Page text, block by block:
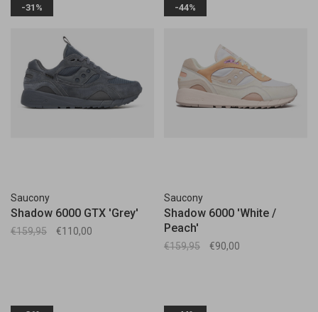
-31%
Saucony
Shadow 6000 GTX 'Grey'
€159,95 €110,00
-44%
Saucony
Shadow 6000 'White /
Peach'
€159,95 €90,00